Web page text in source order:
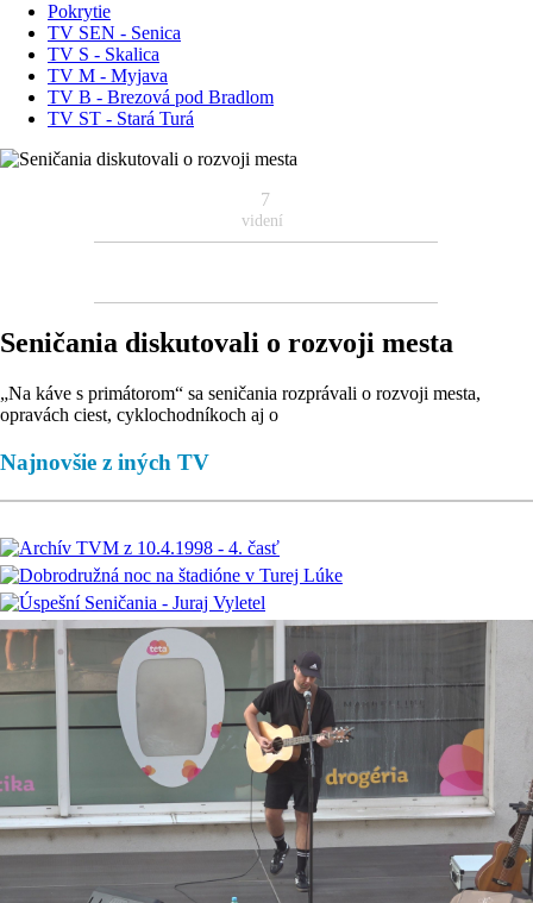
Pokrytie
TV SEN - Senica
TV S - Skalica
TV M - Myjava
TV B - Brezová pod Bradlom
TV ST - Stará Turá
7
videní
Seničania diskutovali o rozvoji mesta
„Na káve s primátorom“ sa seničania rozprávali o rozvoji mesta,
opravách ciest, cyklochodníkoch aj o
Najnovšie z iných TV